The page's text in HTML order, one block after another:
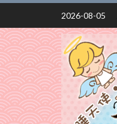
Skip
content
2026-08-05